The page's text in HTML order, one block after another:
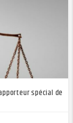
spécial de